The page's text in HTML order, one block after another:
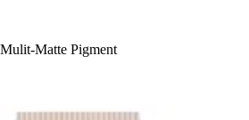
Matte Pigment